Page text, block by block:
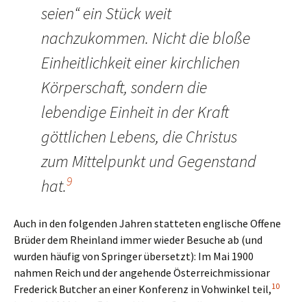
seien“ ein Stück weit
nachzukommen. Nicht die bloße
Einheitlichkeit einer kirchlichen
Körperschaft, sondern die
lebendige Einheit in der Kraft
göttlichen Lebens, die Christus
zum Mittelpunkt und Gegenstand
hat.9
Auch in den folgenden Jahren statteten englische Offene
Brüder dem Rheinland immer wieder Besuche ab (und
wurden häufig von Springer übersetzt): Im Mai 1900
nahmen Reich und der angehende Österreichmissionar
Frederick Butcher an einer Konferenz in Vohwinkel teil,10